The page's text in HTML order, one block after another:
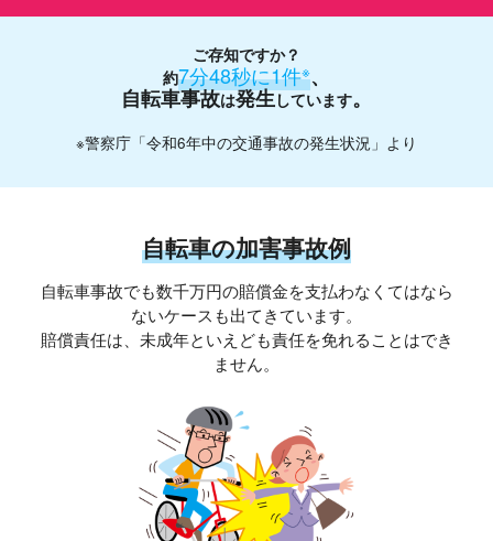
ご存知ですか？
約7分48秒に1件※、
自転車事故は発生しています。
※警察庁「令和6年中の交通事故の発生状況」より
自転車の加害事故例
自転車事故でも数千万円の賠償金を支払わなくてはなら
ないケースも出てきています。
賠償責任は、未成年といえども責任を免れることはでき
ません。